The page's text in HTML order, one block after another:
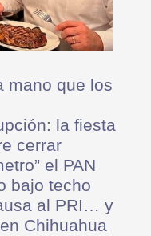
mano que los
la fiesta
cerrar
el PAN
bajo techo
al PRI… y
Chihuahua